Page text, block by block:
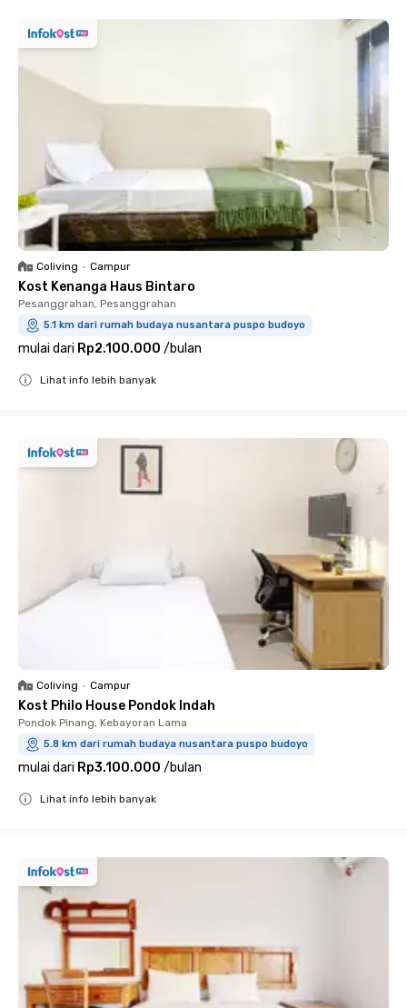
Coliving • Campur
Kost Kenanga Haus Bintaro
Pesanggrahan, Pesanggrahan
5.1 km dari rumah budaya nusantara puspo budoyo
mulai dari Rp2.100.000 /bulan
Lihat info lebih banyak
Coliving • Campur
Kost Philo House Pondok Indah
Pondok Pinang, Kebayoran Lama
5.8 km dari rumah budaya nusantara puspo budoyo
mulai dari Rp3.100.000 /bulan
Lihat info lebih banyak